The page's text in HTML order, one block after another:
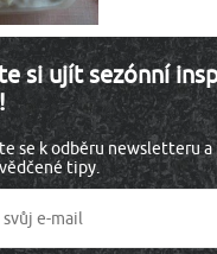
si ujít sezónní
se k odběru newsletteru a
tipy.